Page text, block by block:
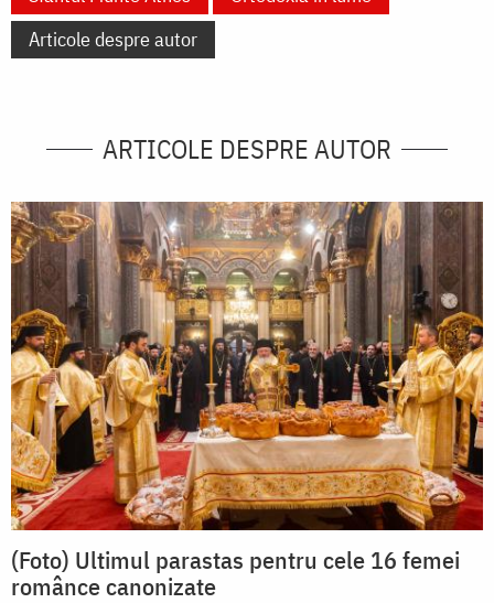
Articole despre autor
ARTICOLE DESPRE AUTOR
(Foto) Ultimul parastas pentru cele 16 femei
românce canonizate